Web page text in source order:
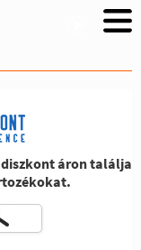
áron találja